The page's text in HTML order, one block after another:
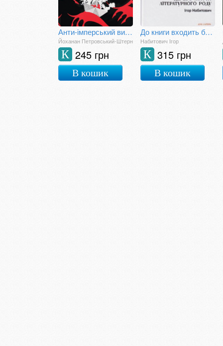
Анти-імперський вибір. Постання українсько-єврейської ідентичности
Йоханан Петровський-Штерн
245 грн
К
В кошик
До книги входить близько 300 невеликих есеїв про світ ідей та образів Тараса Шевченка (1814–1861) – поета, художника, музиканта, мислителя. Шевченко постає тут людиною, яка надзвичайно тонко й трепетно відчуває природу, мистецтво, життя в усіх його проява
Набитович Ігор
315 грн
К
В кошик